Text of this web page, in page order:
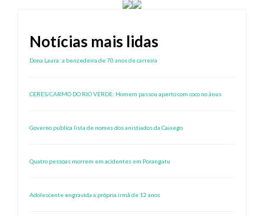
Notícias mais lidas
Dona Laura: a benzedeira de 70 anos de carreira
CERES/CARMO DO RIO VERDE: Homem passou aperto com coco no ânus
Governo publica lista de nomes dos anistiados da Caixego
Quatro pessoas morrem em acidentes em Porangatu
Adolescente engravida a própria irmã de 12 anos